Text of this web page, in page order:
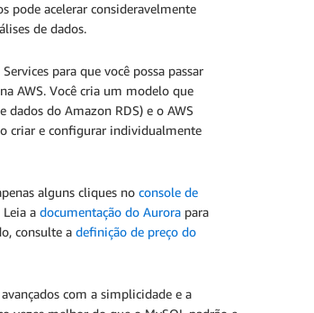
pode acelerar consideravelmente
de dados.
para que você possa passar
AWS. Você cria um modelo que
dados do Amazon RDS) e o AWS
criar e configurar individualmente
alguns cliques no console de
a documentação do Aurora para
consulte a definição de preço do
com a simplicidade e a